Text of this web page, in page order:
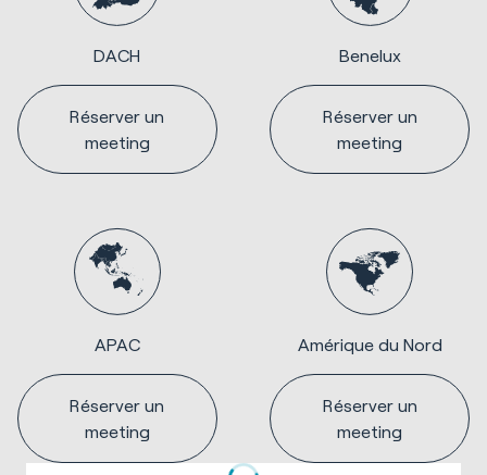
DACH
Réserver un
meeting
Benelux
Réserver un
meeting
APAC
Réserver un
meeting
Amérique du Nord
Réserver un
meeting